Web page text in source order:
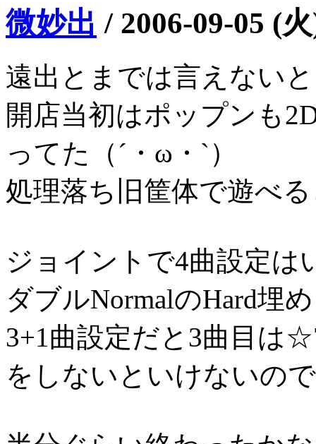
微妙出 / 2006-09-05 (
遠出とまでは言えない
開店当初はポップンも
ってた（´・ω・`）
処理落ち旧筐体で遊べ
ジョイントで4曲設定は
ダブルNormalのHard埋
3+1曲設定だと3曲目は
をしないといけないの